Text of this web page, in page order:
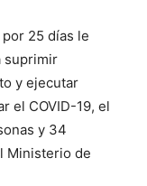
25 días le
suprimir
y ejecutar
el COVID-19, el
y 34
Ministerio de